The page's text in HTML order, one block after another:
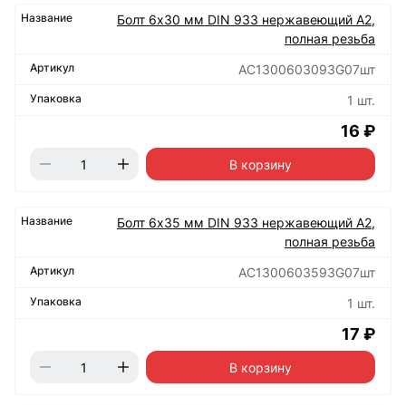
Болт 6х30 мм DIN 933 нержавеющий А2,
полная резьба
АС1300603093G07шт
1 шт.
16 ₽
В корзину
Болт 6х35 мм DIN 933 нержавеющий А2,
полная резьба
АС1300603593G07шт
1 шт.
17 ₽
В корзину